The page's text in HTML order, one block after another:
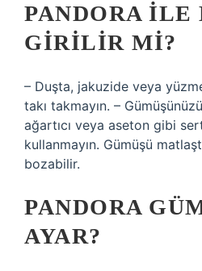
PANDORA ILE
GIRILIR MI?
– Duşta, jakuzide veya
takı takmayın. –
ağartıcı veya aseton gibi
kullanmayın. Gümüşü
bozabilir.
PANDORA
AYAR?